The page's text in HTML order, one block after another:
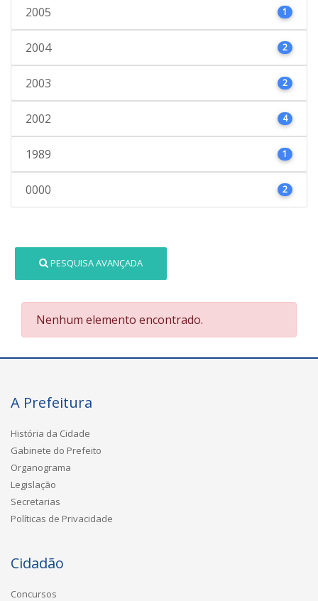
2005 1
2004 2
2003 2
2002 4
1989 1
0000 2
PESQUISA AVANÇADA
Nenhum elemento encontrado.
A Prefeitura
História da Cidade
Gabinete do Prefeito
Organograma
Legislação
Secretarias
Políticas de Privacidade
Cidadão
Concursos